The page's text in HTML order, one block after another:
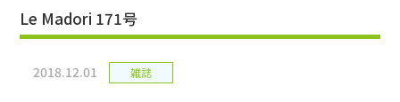
Le Madori 171号
2018.12.01 雑誌